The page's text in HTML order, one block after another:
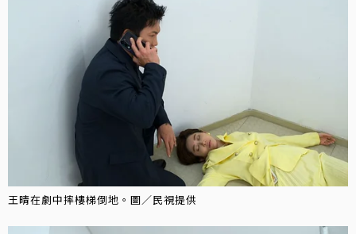
王晴在劇中摔樓梯倒地。圖／民視提供